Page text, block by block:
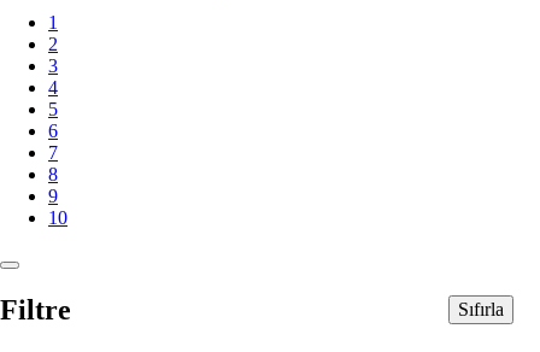
1
2
3
4
5
6
7
8
9
10
Filtre Sıfırla